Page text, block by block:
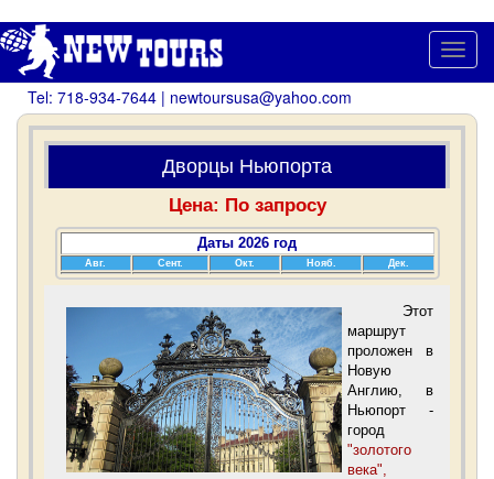
Tel: 718-934-7644 | newtoursusa@yahoo.com
Дворцы Ньюпорта
Цена: По запросу
Даты 2026 год
Авг. Сент. Окт. Нояб. Дек.
Этот
маршрут
проложен в
Новую
Англию, в
Ньюпорт -
город
"золотого
века",